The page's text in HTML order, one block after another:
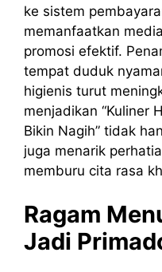
ke sistem
memanfaatkan
promosi efektif.
tempat duduk
higienis turut
menjadikan “Kuliner
Bikin Nagih” tidak
juga menarik
memburu cita rasa
Ragam
Jadi